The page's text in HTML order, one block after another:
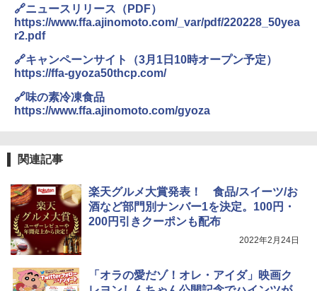
🔗ニュースリリース（PDF）
https://www.ffa.ajinomoto.com/_var/pdf/220228_50yea
r2.pdf
🔗キャンペーンサイト（3月1日10時オープン予定）
https://ffa-gyoza50thcp.com/
🔗味の素冷凍食品
https://www.ffa.ajinomoto.com/gyoza
関連記事
楽天グルメ大賞発表！ 食品/スイーツ/お
酒など部門別ナンバー1を決定。100円・
200円引きクーポンも配布
2022年2月24日
「オラの愛だゾ！オレ・アイダ」映画ク